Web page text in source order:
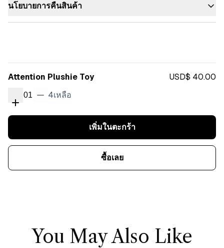
นโยบายการคืนสินค้า
Attention Plushie Toy USD$ 40.00
01 4เหลือ
เพิ่มในตะกร้า
ซื้อเลย
You May Also Like